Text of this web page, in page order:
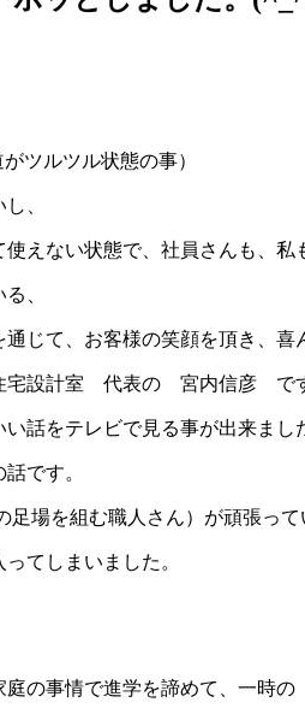
ツルツル状態の事）
、
えない状態で、社員さんも、私
、
じて、お客様の笑顔を頂き、喜
住宅設計室 代表の 宮内信彦
話をテレビで見る事が出来まし
です。
足場を組む職人さん）が頑張って
てしまいました。
庭の事情で進学を諦めて、一時の